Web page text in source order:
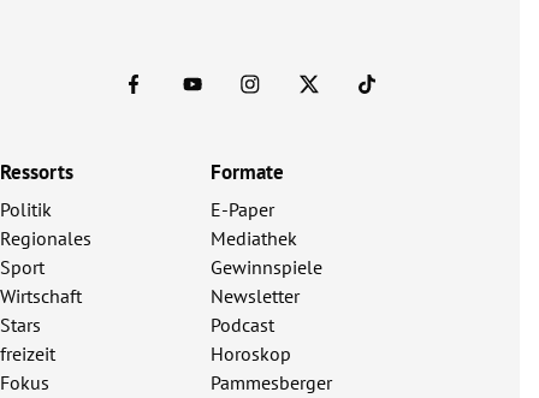
Ressorts
Politik
Regionales
Sport
Wirtschaft
Stars
freizeit
Fokus
Formate
E-Paper
Mediathek
Gewinnspiele
Newsletter
Podcast
Horoskop
Pammesberger